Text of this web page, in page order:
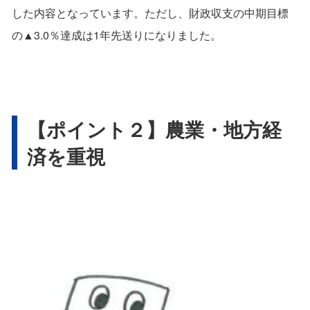
した内容となっています。ただし、財政収支の中期目標
の▲3.0％達成は1年先送りになりました。
【ポイント２】農業・地方経
済を重視